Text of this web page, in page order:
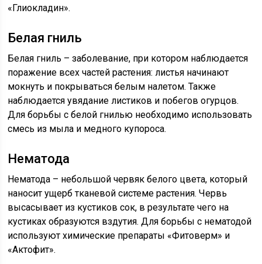
«Глиокладин».
Белая гниль
Белая гниль – заболевание, при котором наблюдается
поражение всех частей растения: листья начинают
мокнуть и покрываться белым налетом. Также
наблюдается увядание листиков и побегов огурцов.
Для борьбы с белой гнилью необходимо использовать
смесь из мыла и медного купороса.
Нематода
Нематода – небольшой червяк белого цвета, который
наносит ущерб тканевой системе растения. Червь
высасывает из кустиков сок, в результате чего на
кустиках образуются вздутия. Для борьбы с нематодой
используют химические препараты «Фитоверм» и
«Актофит».